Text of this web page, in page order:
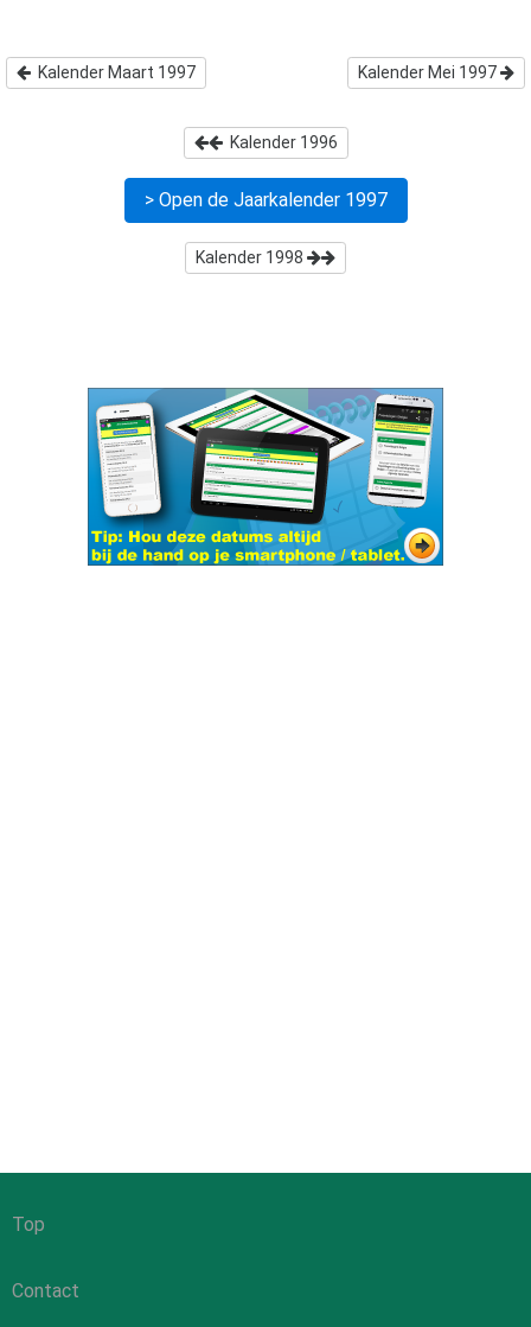
Kalender Maart 1997 Kalender Mei 1997
Kalender 1996
> Open de Jaarkalender 1997
Kalender 1998
Top
Contact